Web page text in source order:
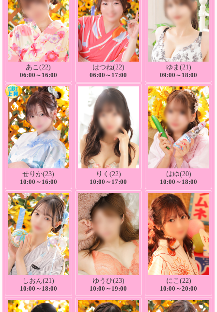
あこ(22)
06:00～16:00
はつね(22)
06:00～17:00
ゆま(21)
09:00～18:00
せりか(23)
10:00～16:00
りく(22)
10:00～17:00
はゆ(20)
10:00～18:00
しおん(21)
10:00～18:00
ゆうひ(23)
10:00～19:00
にこ(22)
10:00～20:00